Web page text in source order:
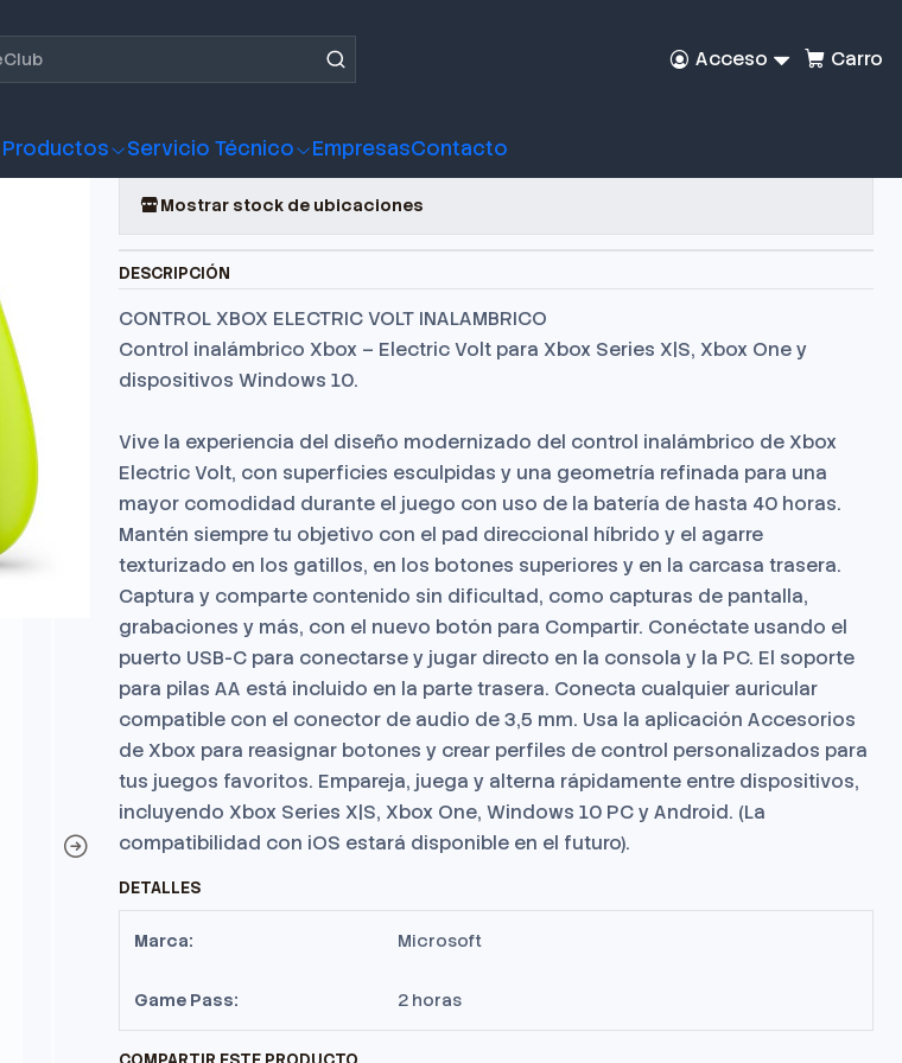
Acceso Carro
Productos Servicio Técnico EmpresasContacto
Mando XBOX Wireless Electric Volt
Agregar a la lista de favoritos
Mostrar stock de ubicaciones
DESCRIPCIÓN
CONTROL XBOX ELECTRIC VOLT INALAMBRICO
Control inalámbrico Xbox – Electric Volt para Xbox Series X|S, Xbox One y
dispositivos Windows 10.
Vive la experiencia del diseño modernizado del control inalámbrico de Xbox
Electric Volt, con superficies esculpidas y una geometría refinada para una
mayor comodidad durante el juego con uso de la batería de hasta 40 horas.
Mantén siempre tu objetivo con el pad direccional híbrido y el agarre
texturizado en los gatillos, en los botones superiores y en la carcasa trasera.
Captura y comparte contenido sin dificultad, como capturas de pantalla,
grabaciones y más, con el nuevo botón para Compartir. Conéctate usando el
puerto USB-C para conectarse y jugar directo en la consola y la PC. El soporte
para pilas AA está incluido en la parte trasera. Conecta cualquier auricular
compatible con el conector de audio de 3,5 mm. Usa la aplicación Accesorios
de Xbox para reasignar botones y crear perfiles de control personalizados para
tus juegos favoritos. Empareja, juega y alterna rápidamente entre dispositivos,
incluyendo Xbox Series X|S, Xbox One, Windows 10 PC y Android. (La
compatibilidad con iOS estará disponible en el futuro).
DETALLES
Marca: Microsoft
Game Pass: 2 horas